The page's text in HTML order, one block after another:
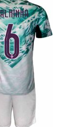
De
olika
alternativen
kan
väljas
på
produktsidan